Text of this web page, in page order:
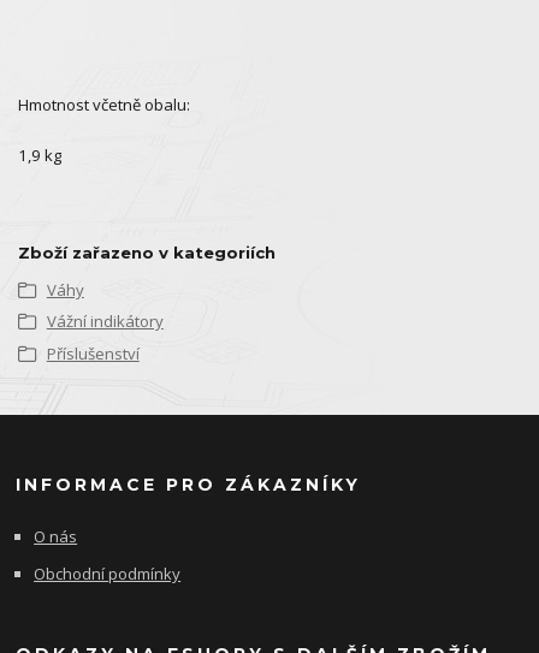
Hmotnost včetně obalu:
1,9 kg
Zboží zařazeno v kategoriích
Váhy
Vážní indikátory
Příslušenství
INFORMACE PRO ZÁKAZNÍKY
O nás
Obchodní podmínky